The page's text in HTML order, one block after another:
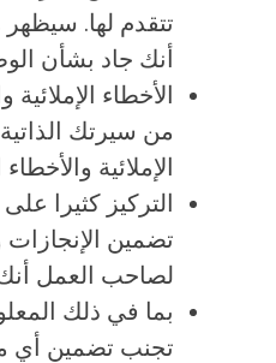
تتقدم لها.
أنك جاد بشأن
الأخطاء
من سيرتك
الإملائية
التركيز كثيرا
تضمين الإنجازات
لصاحب العمل
بما في ذلك
تجنب تضمين أي